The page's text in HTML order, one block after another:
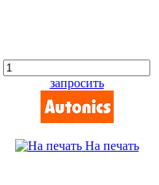
запросить
На печать